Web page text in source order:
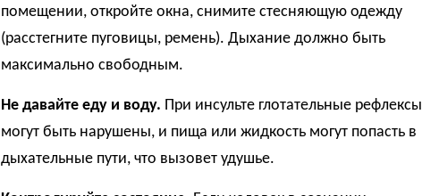
помещении, откройте окна, снимите стесняющую одежду
(расстегните пуговицы, ремень). Дыхание должно быть
максимально свободным.
Не давайте еду и воду. При инсульте глотательные рефлексы
могут быть нарушены, и пища или жидкость могут попасть в
дыхательные пути, что вызовет удушье.